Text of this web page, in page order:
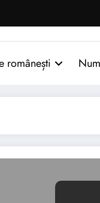
românești